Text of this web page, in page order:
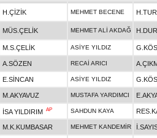
H.ÇİZİK MEHMET BECENE
MÜS.ÇELİK MEHMET ALİ AKDAĞ
M.S.ÇELİK ASİYE YILDIZ
A.SÖZEN RECAİ ARICI
E.SİNCAN ASİYE YILDIZ
M.AKYAVUZ MUSTAFA YARDIMCI
İSA YILDIRIM AP SAHDUN KAYA
M.K.KUMBASAR MEHMET KANDEMİR